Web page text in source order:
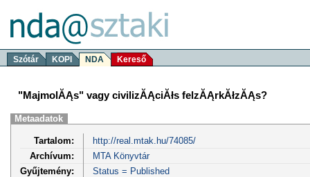
Szótár KOPI NDA Kereső
"MajmolĂĄs" vagy civilizĂĄciĂłs felzĂĄrkĂłzĂĄs?
Metaadatok
Tartalom:
http://real.mtak.hu/74085/
Archívum:
MTA Könyvtár
Gyűjtemény:
Status = Published